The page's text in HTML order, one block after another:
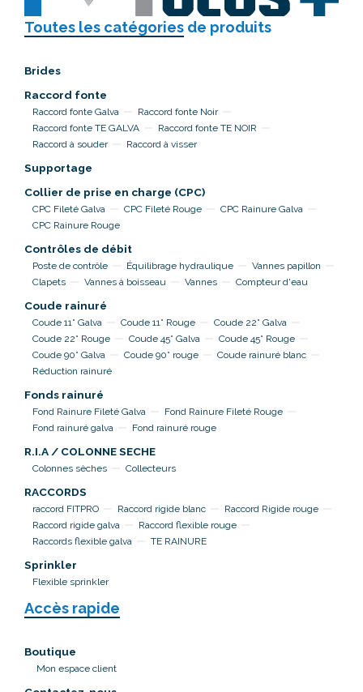
Toutes les catégories de produits
Brides
Raccord fonte
Raccord fonte Galva
Raccord fonte Noir
Raccord fonte TE GALVA
Raccord fonte TE NOIR
Raccord à souder
Raccord à visser
Supportage
Collier de prise en charge (CPC)
CPC Fileté Galva CPC Fileté Rouge
CPC Rainure Galva
CPC Rainure Rouge
Contrôles de débit
Poste de contrôle Équilibrage hydraulique
Vannes papillon
Clapets
Vannes à boisseau Vannes Compteur d'eau
Coude rainuré
Coude 11° Galva Coude 11° Rouge
Coude 22° Galva
Coude 22° Rouge
Coude 45° Galva
Coude 45° Rouge
Coude 90° Galva
Coude 90° rouge
Coude rainuré blanc
Réduction rainuré
Fonds rainuré
Fond Rainure Fileté Galva
Fond Rainure Fileté Rouge
Fond rainuré galva
Fond rainuré rouge
R.I.A / COLONNE SECHE
Colonnes sèches Collecteurs
RACCORDS
raccord FITPRO Raccord rigide blanc
Raccord Rigide rouge
Raccord rigide galva
Raccord flexible rouge
Raccords flexible galva
TE RAINURE
Sprinkler
Flexible sprinkler
Accès rapide
Boutique
Mon espace client